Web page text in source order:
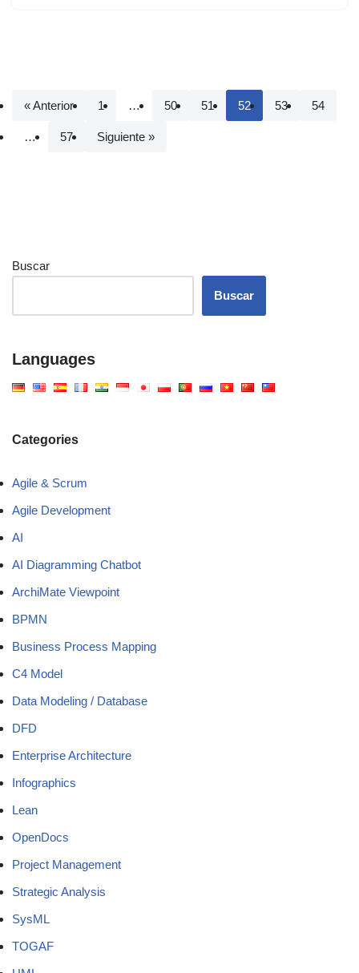
« Anterior 1 … 50 51 52 53 54
… 57 Siguiente »
Buscar
Buscar
Languages
Categories
Agile & Scrum
Agile Development
AI
AI Diagramming Chatbot
ArchiMate Viewpoint
BPMN
Business Process Mapping
C4 Model
Data Modeling / Database
DFD
Enterprise Architecture
Infographics
Lean
OpenDocs
Project Management
Strategic Analysis
SysML
TOGAF